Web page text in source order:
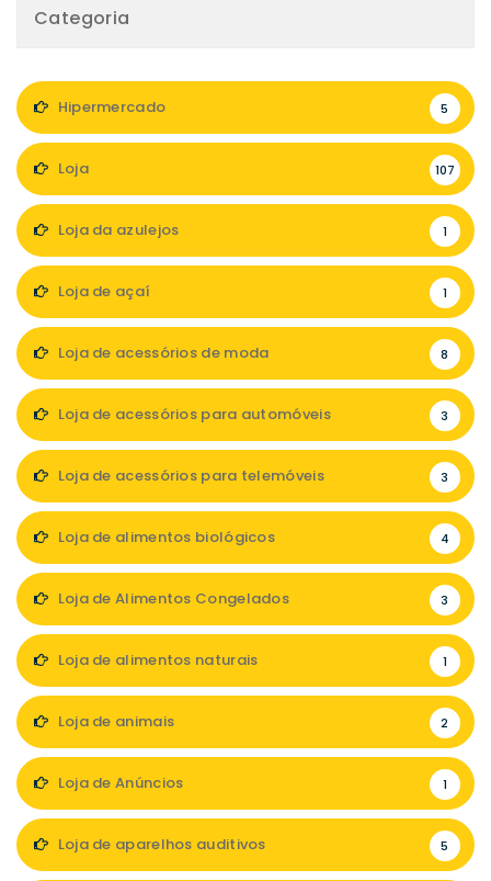
Categoria
Hipermercado 5
Loja 107
Loja da azulejos 1
Loja de açaí 1
Loja de acessórios de moda 8
Loja de acessórios para automóveis 3
Loja de acessórios para telemóveis 3
Loja de alimentos biológicos 4
Loja de Alimentos Congelados 3
Loja de alimentos naturais 1
Loja de animais 2
Loja de Anúncios 1
Loja de aparelhos auditivos 5